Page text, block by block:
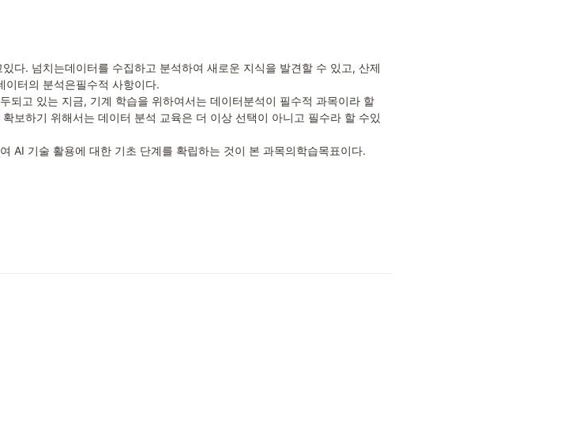
다. 넘치는데이터를 수집하고 분석하여 새로운 지식을 발견할 수 있고, 산제
이터의 분석은필수적 사항이다.
되고 있는 지금, 기계 학습을 위하여서는 데이터분석이 필수적 과목이라 할
보하기 위해서는 데이터 분석 교육은 더 이상 선택이 아니고 필수라 할 수있
AI 기술 활용에 대한 기초 단계를 확립하는 것이 본 과목의학습목표이다.